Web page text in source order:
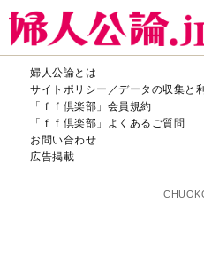
婦人公論とは
サイトポリシー／データの収集と
「ｆｆ倶楽部」会員規約
「ｆｆ倶楽部」よくあるご質問
お問い合わせ
広告掲載